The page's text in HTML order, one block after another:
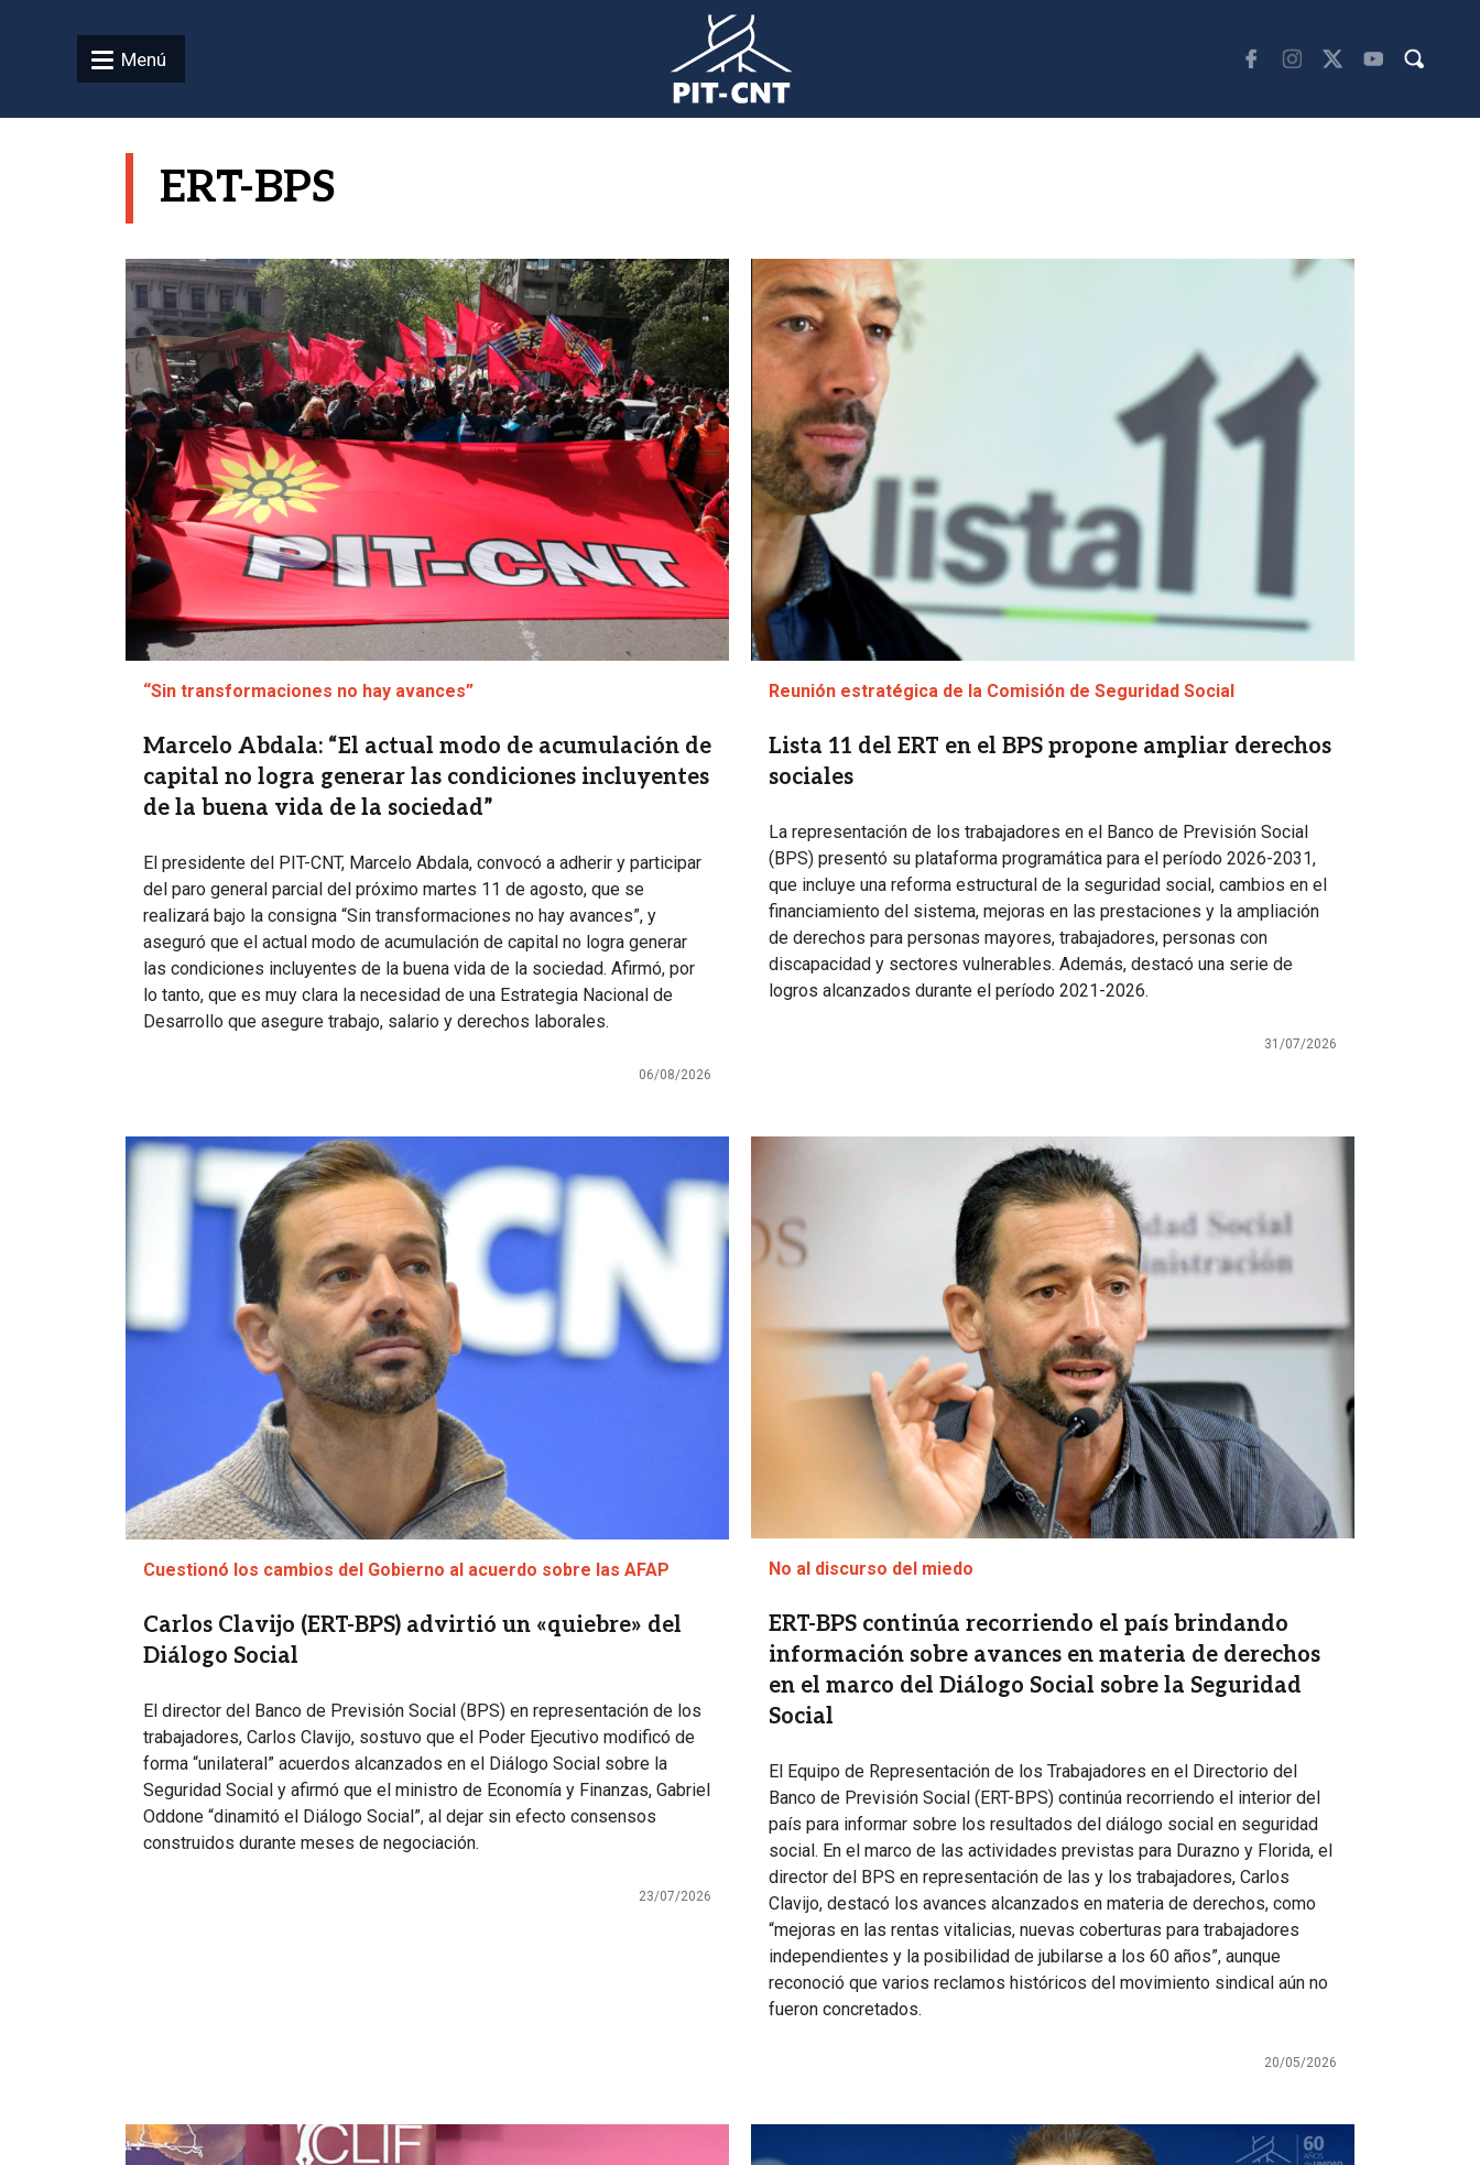
Menú
ERT-BPS
Imagen
“Sin transformaciones no hay avances”
Marcelo Abdala: “El actual modo de acumulación de
capital no logra generar las condiciones incluyentes
de la buena vida de la sociedad”
El presidente del PIT-CNT, Marcelo Abdala, convocó a adherir y participar
del paro general parcial del próximo martes 11 de agosto, que se
realizará bajo la consigna “Sin transformaciones no hay avances”, y
aseguró que el actual modo de acumulación de capital no logra generar
las condiciones incluyentes de la buena vida de la sociedad. Afirmó, por
lo tanto, que es muy clara la necesidad de una Estrategia Nacional de
Desarrollo que asegure trabajo, salario y derechos laborales.
06/08/2026
Imagen
Reunión estratégica de la Comisión de Seguridad Social
Lista 11 del ERT en el BPS propone ampliar derechos
sociales
La representación de los trabajadores en el Banco de Previsión Social
(BPS) presentó su plataforma programática para el período 2026-2031,
que incluye una reforma estructural de la seguridad social, cambios en el
financiamiento del sistema, mejoras en las prestaciones y la ampliación
de derechos para personas mayores, trabajadores, personas con
discapacidad y sectores vulnerables. Además, destacó una serie de
logros alcanzados durante el período 2021-2026.
31/07/2026
Imagen
Cuestionó los cambios del Gobierno al acuerdo sobre las AFAP
Carlos Clavijo (ERT-BPS) advirtió un «quiebre» del
Diálogo Social
El director del Banco de Previsión Social (BPS) en representación de los
trabajadores, Carlos Clavijo, sostuvo que el Poder Ejecutivo modificó de
forma “unilateral” acuerdos alcanzados en el Diálogo Social sobre la
Seguridad Social y afirmó que el ministro de Economía y Finanzas, Gabriel
Oddone “dinamitó el Diálogo Social”, al dejar sin efecto consensos
construidos durante meses de negociación.
23/07/2026
No al discurso del miedo
ERT-BPS continúa recorriendo el país brindando
información sobre avances en materia de derechos
en el marco del Diálogo Social sobre la Seguridad
Social
El Equipo de Representación de los Trabajadores en el Directorio del
Banco de Previsión Social (ERT-BPS) continúa recorriendo el interior del
país para informar sobre los resultados del diálogo social en seguridad
social. En el marco de las actividades previstas para Durazno y Florida, el
director del BPS en representación de las y los trabajadores, Carlos
Clavijo, destacó los avances alcanzados en materia de derechos, como
“mejoras en las rentas vitalicias, nuevas coberturas para trabajadores
independientes y la posibilidad de jubilarse a los 60 años”, aunque
reconoció que varios reclamos históricos del movimiento sindical aún no
fueron concretados.
20/05/2026
Imagen